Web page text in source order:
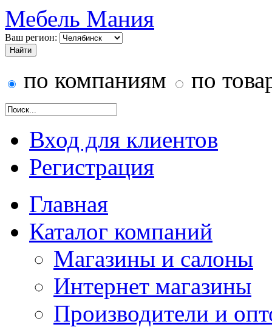
Мебель Мания
Ваш регион:
по компаниям по
Вход для клиентов
Регистрация
Главная
Каталог компаний
Магазины и салоны
Интернет магазины
Производители и